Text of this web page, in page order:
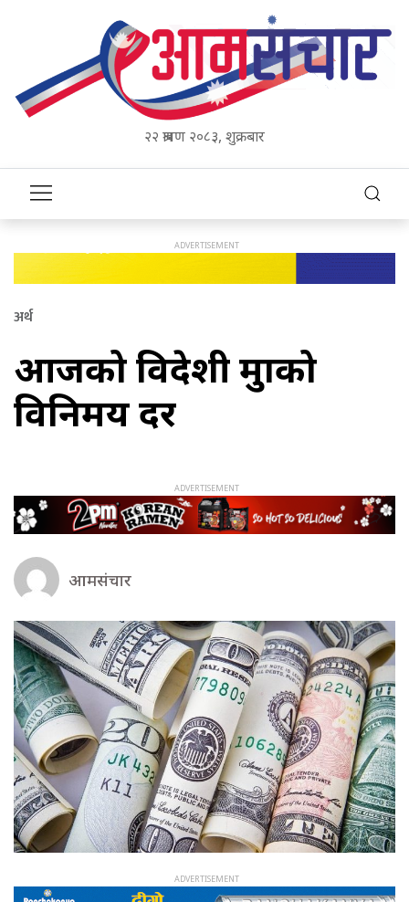
२२ श्रावण २०८३, शुक्रबार
अर्थ
आजको विदेशी मुद्राको
विनिमय दर
आमसंचार